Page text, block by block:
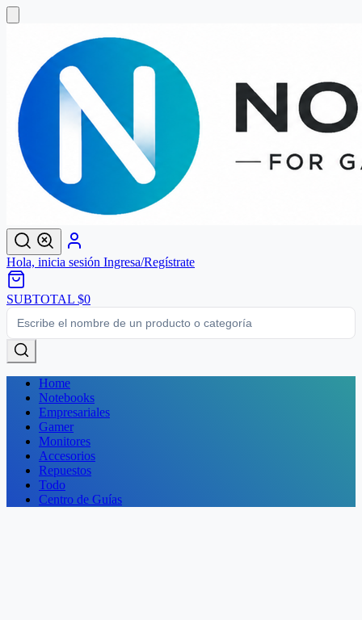
Hola, inicia sesión Ingresa/Regístrate
SUBTOTAL $0
Home
Notebooks
Empresariales
Gamer
Monitores
Accesorios
Repuestos
Todo
Centro de Guías